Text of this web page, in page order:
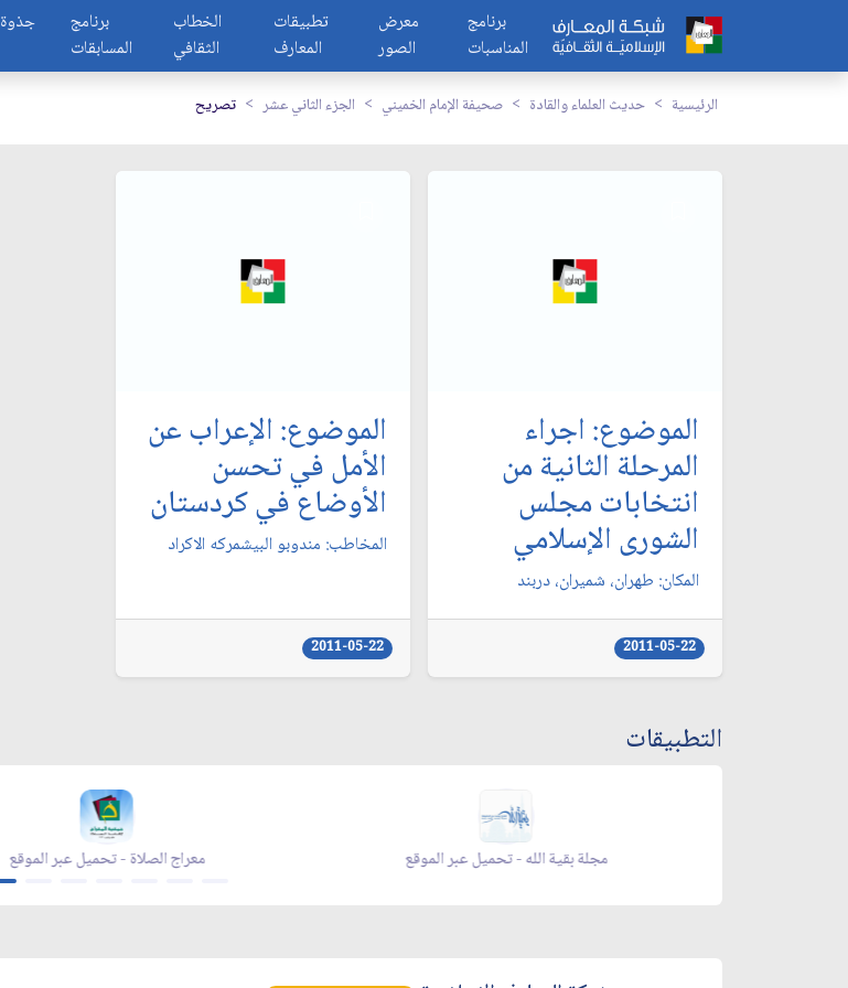
جذوة
برنامج
المسابقات
الخطاب
الثقافي
تطبيقات
المعارف
معرض
الصور
برنامج
المناسبات
الرئيسية حديث العلماء والقادة صحيفة الإمام الخميني الجزء الثاني عشر تصريح
الموضوع: اجراء
المرحلة الثانية من
انتخابات مجلس
الشورى الإسلامي‏
المكان: طهران، شميران، دربند
2011-05-22
الموضوع: الإعراب عن
الأمل في تحسن
الأوضاع في كردستان‏
المخاطب: مندوبو البيشمركه الاكراد
2011-05-22
التطبيقات
معراج الصلاة - تحميل عبر الموقع مجلة بقية الله - تحميل عبر الموقع